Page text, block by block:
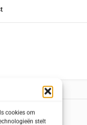
cookies om
stelt